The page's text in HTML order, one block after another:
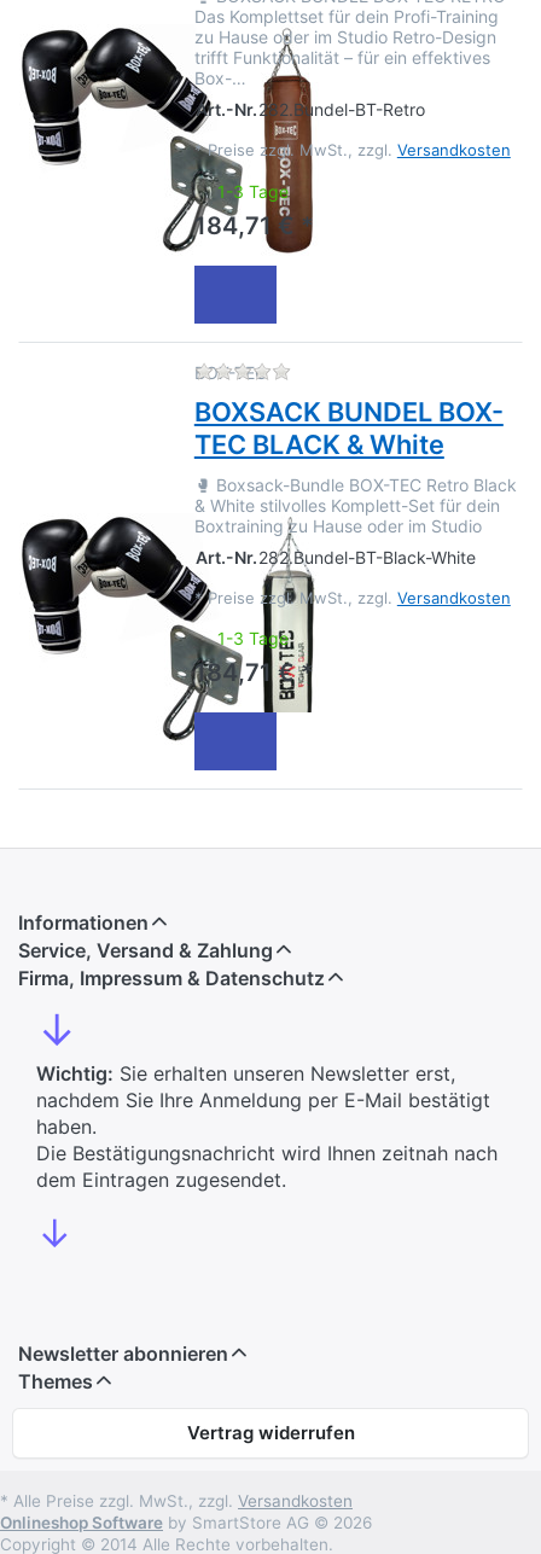
Das Komplettset für dein Profi-Training
zu Hause oder im Studio Retro-Design
trifft Funktionalität – für ein effektives
Box-…
Art.-Nr.282.Bundel-BT-Retro
* Preise zzgl. MwSt., zzgl. Versandkosten
1-3 Tage
184,71 € *
BOX-TEC Zu diesem Produkt liegen
BOXSACK BUNDEL BOX-
TEC BLACK & White
🥊 Boxsack-Bundle BOX-TEC Retro Black
& White stilvolles Komplett-Set für dein
Boxtraining zu Hause oder im Studio
Art.-Nr.282.Bundel-BT-Black-White
* Preise zzgl. MwSt., zzgl. Versandkosten
1-3 Tage
184,71 € *
Informationen
Service, Versand & Zahlung
Firma, Impressum & Datenschutz
↓
Wichtig: Sie erhalten unseren Newsletter erst,
nachdem Sie Ihre Anmeldung per E-Mail bestätigt
haben.
Die Bestätigungsnachricht wird Ihnen zeitnah nach
dem Eintragen zugesendet.
↓
Newsletter abonnieren
Themes
Vertrag widerrufen
* Alle Preise zzgl. MwSt., zzgl. Versandkosten
Onlineshop Software by SmartStore AG © 2026
Copyright © 2014 Alle Rechte vorbehalten.